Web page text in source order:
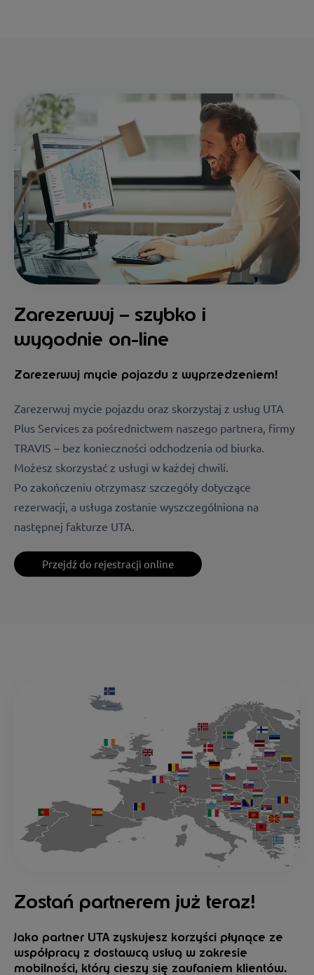
Zarezerwuj – szybko i
wygodnie on-line
Zarezerwuj mycie pojazdu z wyprzedzeniem!
Zarezerwuj mycie pojazdu oraz skorzystaj z usług UTA
Plus Services za pośrednictwem naszego partnera, firmy
TRAVIS – bez konieczności odchodzenia od biurka.
Możesz skorzystać z usługi w każdej chwili.
Po zakończeniu otrzymasz szczegóły dotyczące
rezerwacji, a usługa zostanie wyszczególniona na
następnej fakturze UTA.
Przejdź do rejestracji online
Zostań partnerem już teraz!
Jako partner UTA zyskujesz korzyści płynące ze
współpracy z dostawcą usług w zakresie
mobilności, który cieszy się zaufaniem klientów.